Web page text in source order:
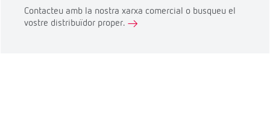
Contacteu amb la nostra xarxa comercial o busqueu el
vostre distribuïdor proper.